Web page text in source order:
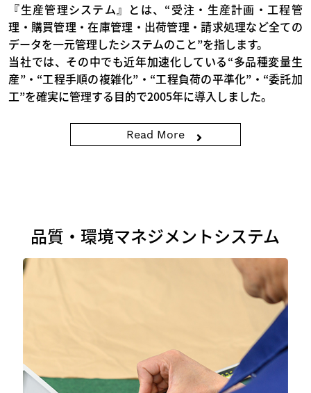
『生産管理システム』とは、“受注・生産計画・工程管
理・購買管理・在庫管理・出荷管理・請求処理など全ての
データを一元管理したシステムのこと”を指します。
当社では、その中でも近年加速化している“多品種変量生
産”・“工程手順の複雑化”・“工程負荷の平準化”・“委託加
工”を確実に管理する目的で2005年に導入しました。
Read More
品質・環境マネジメントシステム